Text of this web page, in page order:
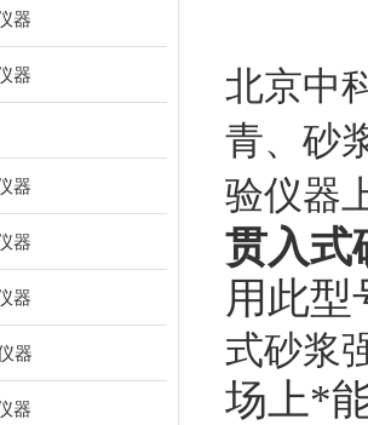
器
器
器
器
器
器
器
北京中
青、砂
验仪器
贯入式
用此型
式砂浆
场上*